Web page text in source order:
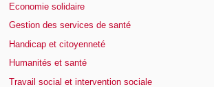
Economie solidaire
Gestion des services de santé
Handicap et citoyenneté
Humanités et santé
Travail social et intervention sociale